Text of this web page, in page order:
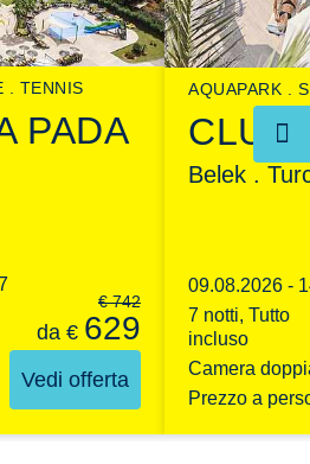
TENNIS
PADA
€ 742
da € 629
Vedi offerta
AQUAPARK
CLUB
Belek .
09.08.2026 -
7 notti, Tutto
incluso
Camera
Prezzo a